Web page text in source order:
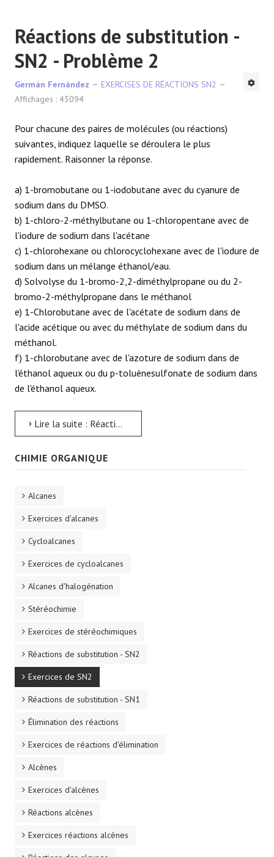
Réactions de substitution -
SN2 - Problème 2
Germán Fernández
EXERCISES DE RÉACTIONS SN2
Affichages : 43094
Pour chacune des paires de molécules (ou réactions)
suivantes, indiquez laquelle se déroulera le plus
rapidement. Raisonner la réponse.
a) 1-bromobutane ou 1-iodobutane avec du cyanure de
sodium dans du DMSO.
b) 1-chloro-2-méthylbutane ou 1-chloropentane avec de
l'iodure de sodium dans l'acétane
c) 1-chlorohexane ou chlorocyclohexane avec de l'iodure de
sodium dans un mélange éthanol/eau.
d) Solvolyse du 1-bromo-2,2-diméthylpropane ou du 2-
bromo-2-méthylpropane dans le méthanol
e) 1-Chlorobutane avec de l'acétate de sodium dans de
l'acide acétique ou avec du méthylate de sodium dans du
méthanol.
f) 1-chlorobutane avec de l'azoture de sodium dans de
l'éthanol aqueux ou du p-toluènesulfonate de sodium dans
de l'éthanol aqueux.
Lire la suite : Réactions de substitution - SN2 - Problème 2
CHIMIE ORGANIQUE
Alcanes
Exercices d'alcanes
Cycloalcanes
Exercices de cycloalcanes
Alcanes d'halogénation
Stéréochimie
Exercices de stéréochimiques
Réactions de substitution - SN2
Exercices de SN2
Réactions de substitution - SN1
Élimination des réactions
Exercices de réactions d'élimination
Alcènes
Exercices d'alcènes
Réactions alcènes
Exercices réactions alcènes